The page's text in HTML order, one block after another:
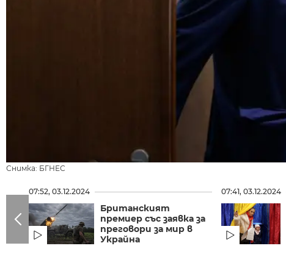
Снимка: БГНЕС
07:52, 03.12.2024
Британският
премиер със заявка за
преговори за мир в
Украйна
07:41, 03.12.2024